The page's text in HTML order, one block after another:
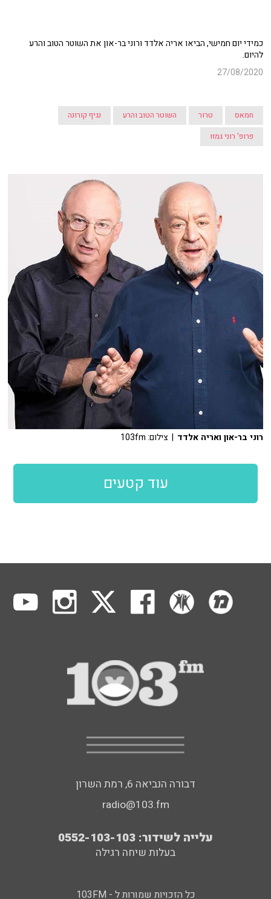
כמידי יום חמישי, הביאו אריה אלדד ורוני בר-און את השוטר הטוב והרע
להיום.
27/08/2020
חמאס טרור השוטר הטוב והרע
נגיף קורונה
פרופ' רוני גמזו
רוני בר-און ואריה אלדד | צילום: 103fm
עוד קטעים
דבורה הנביאה 6, רמת השרון
radio@103.fm
עלייה לשידור: 0552-103-103
בעלות שיחה רגילה
כל הזכויות שמורות ל - 103FM